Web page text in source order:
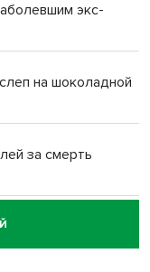
экс-
на шоколадной
за смерть
смерть